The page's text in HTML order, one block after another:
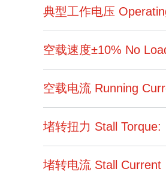
典型工作电压
空载速度±10% No
空载电流 Running
堵转扭力 Stall Torque:
堵转电流 Stall Current